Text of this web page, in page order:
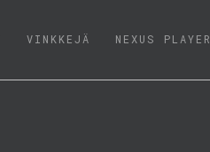
VINKKEJÄ NEXUS PLAYER